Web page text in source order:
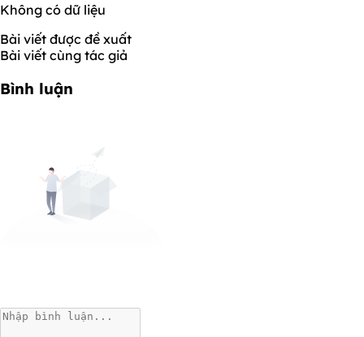
Không có dữ liệu
Bài viết được đề xuất
Bài viết cùng tác giả
Bình luận